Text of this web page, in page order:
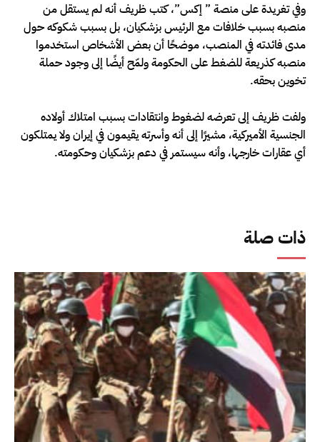
ذات صلة
وفي تغريدة على منصة ” إكس”، كتب ظريف أنه لم يستقل من
منصبه بسبب خلافات مع الرئيس بزشكيان، بل بسبب شكوكه حول
مدى فائدته في المنصب، موضحًا أن بعض الأشخاص استخدموا
منصبه كذريعة للضغط على الحكومة ولمّح أيضًا إلى وجود حملة
تخوين بحقه.
ولفت ظريف إلى تعرضه لضغوط وانتقادات بسبب امتلاك أولاده
الجنسية الأميركية، مشيرًا إلى أنه وأسرته يقيمون في إيران ولا يمتلكون
أي عقارات خارجها، وأنه سيستمر في دعم بزشكيان وحكومته.